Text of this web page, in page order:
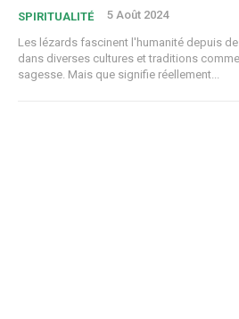
SPIRITUALITÉ 5 Août 2024
Les lézards fascinent l'humanité depuis
dans diverses cultures et traditions
sagesse. Mais que signifie réellement...